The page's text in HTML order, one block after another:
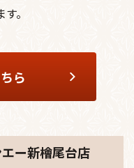
。
ら
ー新檜尾台店